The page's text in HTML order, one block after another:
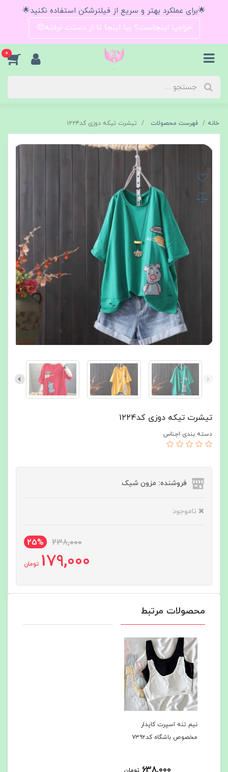
🌟برای عملکرد بهتر و سریع از فیلترشکن استفاده نکنید🌟
حراجیا اینجاست؟ بیا اینجا تا از دستت نرفته😍
0
خانه فهرست محصولات تیشرت تیکه دوزی کد۱۲۲۴
تیشرت تیکه دوزی کد۱۲۲۴
دسته بندی اجناس
فروشنده: مزون شیک
ناموجود
238,000
25%
179,000 تومان
محصولات مرتبط
نیم تنه اسپرت کاپدار
مخصوص باشگاه کد۷۳۹۲
638,000 تومان